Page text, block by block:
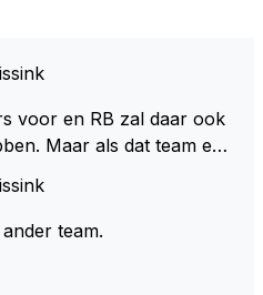
voor en RB zal daar ook
Maar als dat team een
races in de F1 blijven rij
moeten maken. Tom Hart
en RB heeft hun
team.